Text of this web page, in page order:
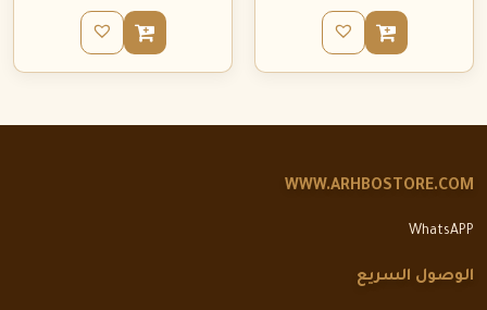
WWW.ARHBOSTORE.COM
WhatsAPP
الوصول السريع